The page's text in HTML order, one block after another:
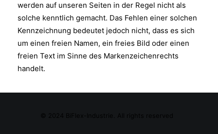
werden auf unseren Seiten in der Regel nicht als
solche kenntlich gemacht. Das Fehlen einer solchen
Kennzeichnung bedeutet jedoch nicht, dass es sich
um einen freien Namen, ein freies Bild oder einen
freien Text im Sinne des Markenzeichenrechts
handelt.
© 2024 BiFlex-Industrie. All rights reserved